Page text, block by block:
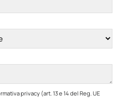
privacy (art. 13 e 14 del Reg. UE